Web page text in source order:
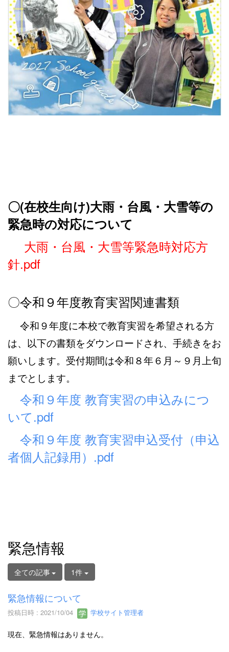
〇(在校生向け)大雨・台風・大雪等の
緊急時の対応について
大雨・台風・大雪等緊急時対応方
針.pdf
〇令和９年度教育実習関連書類
令和９年度に本校で教育実習を希望される方
は、以下の書類をダウンロードされ、手続きをお
願いします。受付期間は令和８年６月～９月上旬
までとします。
令和９年度 教育実習の申込みにつ
いて.pdf
令和９年度 教育実習申込受付（申込
者個人記録用）.pdf
緊急情報
全ての記事 1件
緊急情報について
投稿日時 : 2021/10/04 学校サイト管理者
現在、緊急情報はありません。